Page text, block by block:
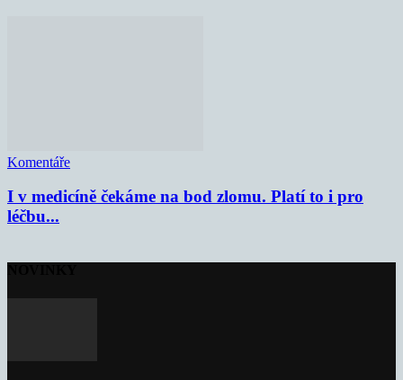
Komentáře
I v medicíně čekáme na bod zlomu. Platí to i pro
léčbu...